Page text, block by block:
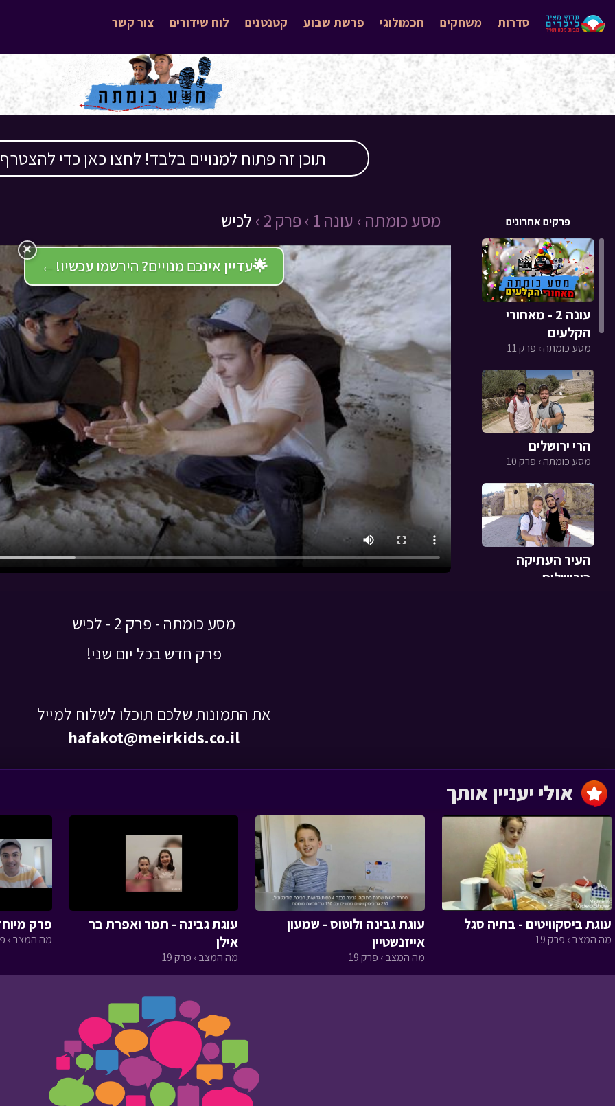
צור קשר לוח שידורים קטנטנים פרשת שבוע חכמולוגי משחקים סדרות
תוכן זה פתוח למנויים בלבד! לחצו כאן כדי להצטרף
מסע כומתה › עונה 1 › פרק 2 › לכיש פרקים אחרונים
🌟עדיין אינכם מנויים? הירשמו עכשיו! ←
×
עונה 2 - מאחורי
הקלעים
מסע כומתה › פרק 11
הרי ירושלים
מסע כומתה › פרק 10
העיר העתיקה
בירושלים
עין פרת
מסע כומתה › פרק 7
חברון
מסע כומתה - פרק 2 - לכיש
פרק חדש בכל יום שני!
את התמונות שלכם תוכלו לשלוח למייל
hafakot@meirkids.co.il
עוגת ביסקוויטים - בתיה סגל
מה המצב › פרק 19
עוגת גבינה ולוטוס - שמעון
אייזנשטיין
מה המצב › פרק 19
עוגת גבינה - תמר ואפרת בר
אילן
מה המצב › פרק 19
פרק
מה המצב ›
‹